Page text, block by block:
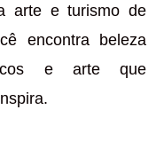
arte e turismo de
encontra beleza
e arte que